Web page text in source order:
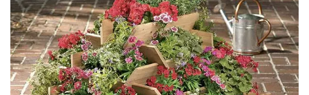
ベランダ用フェルト鉢
ガーデニンファニチャー
DIYアクアポニックス資材
さかな畑